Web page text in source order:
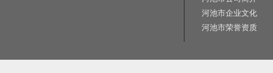
河池市企业文化
河池市荣誉资质